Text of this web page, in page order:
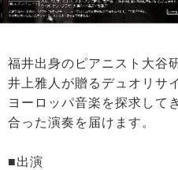
福井出身のピアニスト大谷
井上雅人が贈るデュオリサ
ヨーロッパ音楽を探求して
合った演奏を届けます。
■出演